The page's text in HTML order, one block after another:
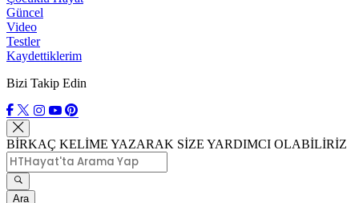
Güncel
Video
Testler
Kaydettiklerim
Bizi Takip Edin
BİRKAÇ KELİME YAZARAK SİZE YARDIMCI OLABİLİRİZ
Ara